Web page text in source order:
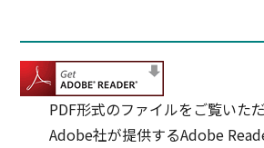
PDF形式のファイルをご覧いた
Adobe社が提供するAdobe